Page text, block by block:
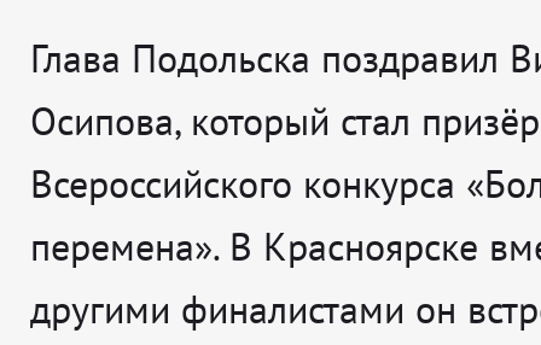
Глава Подольска поздравил
Осипова, который стал
Всероссийского конкурса
перемена». В Красноярске
другими финалистами он